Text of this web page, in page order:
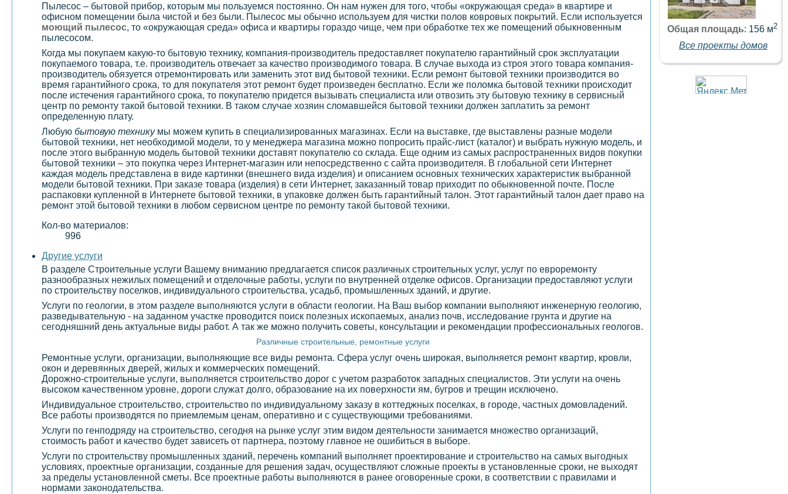
Пылесос – бытовой прибор, которым мы пользуемся постоянно. Он нам нужен для того, чтобы «окружающая среда» в квартире и
офисном помещении была чистой и без были. Пылесос мы обычно используем для чистки полов ковровых покрытий. Если используется
моющий пылесос, то «окружающая среда» офиса и квартиры гораздо чище, чем при обработке тех же помещений обыкновенным
пылесосом.
Когда мы покупаем какую-то бытовую технику, компания-производитель предоставляет покупателю гарантийный срок эксплуатации
покупаемого товара, т.е. производитель отвечает за качество производимого товара. В случае выхода из строя этого товара компания-
производитель обязуется отремонтировать или заменить этот вид бытовой техники. Если ремонт бытовой техники производится во
время гарантийного срока, то для покупателя этот ремонт будет произведен бесплатно. Если же поломка бытовой техники происходит
после истечения гарантийного срока, то покупателю придется вызывать специалиста или отвозить эту бытовую технику в сервисный
центр по ремонту такой бытовой техники. В таком случае хозяин сломавшейся бытовой техники должен заплатить за ремонт
определенную плату.
Любую бытовую техникумы можем купить в специализированных магазинах. Если на выставке, где выставлены разные модели
бытовой техники, нет необходимой модели, то у менеджера магазина можно попросить прайс-лист (каталог) и выбрать нужную модель, и
после этого выбранную модель бытовой техники доставят покупателю со склада. Еще одним из самых распространенных видов покупки
бытовой техники – это покупка через Интернет-магазин или непосредственно с сайта производителя. В глобальной сети Интернет
каждая модель представлена в виде картинки (внешнего вида изделия) и описанием основных технических характеристик выбранной
модели бытовой техники. При заказе товара (изделия) в сети Интернет, заказанный товар приходит по обыкновенной почте. После
распаковки купленной в Интернете бытовой техники, в упаковке должен быть гарантийный талон. Этот гарантийный талон дает право на
ремонт этой бытовой техники в любом сервисном центре по ремонту такой бытовой техники.
Кол-во материалов:
996
Другие услуги
В разделе Строительные услуги Вашему вниманию предлагается список различных строительных услуг, услуг по евроремонту
разнообразных нежилых помещений и отделочные работы, услуги по внутренней отделке офисов. Организации предоставляют услуги
по строительству поселков, индивидуального строительства, усадьб, промышленных зданий, и другие.
Услуги по геологии, в этом разделе выполняются услуги в области геологии. На Ваш выбор компании выполняют инженерную геологию,
разведывательную - на заданном участке проводится поиск полезных ископаемых, анализ почв, исследование грунта и другие на
сегодняшний день актуальные виды работ. А так же можно получить советы, консультации и рекомендации профессиональных геологов.
Различные строительные, ремонтные услуги
Ремонтные услуги, организации, выполняющие все виды ремонта. Сфера услуг очень широкая, выполняется ремонт квартир, кровли,
окон и деревянных дверей, жилых и коммерческих помещений.
Дорожно-строительные услуги, выполняется строительство дорог с учетом разработок западных специалистов. Эти услуги на очень
высоком качественном уровне, дороги служат долго, образование на их поверхности ям, бугров и трещин исключено.
Индивидуальное строительство, строительство по индивидуальному заказу в коттеджных поселках, в городе, частных домовладений.
Все работы производятся по приемлемым ценам, оперативно и с существующими требованиями.
Услуги по генподряду на строительство, сегодня на рынке услуг этим видом деятельности занимается множество организаций,
стоимость работ и качество будет зависеть от партнера, поэтому главное не ошибиться в выборе.
Услуги по строительству промышленных зданий, перечень компаний выполняет проектирование и строительство на самых выгодных
условиях, проектные организации, созданные для решения задач, осуществляют сложные проекты в установленные сроки, не выходят
за пределы установленной сметы. Все проектные работы выполняются в ранее оговоренные сроки, в соответствии с правилами и
нормами законодательства.
Общая площадь: 156 м2
Все проекты домов